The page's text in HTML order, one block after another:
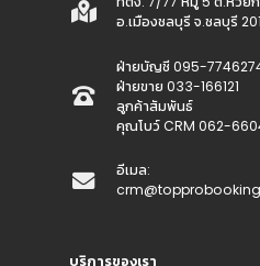
อ.เมืองชลบุรี จ.ชลบุรี
ฝ่ายบัญชี 095-
ฝ่ายขาย 033-166121
ลูกค้าสัมพันธ์
คุณโบว์ CRM 062-
อีเมล:
บริการของเรา